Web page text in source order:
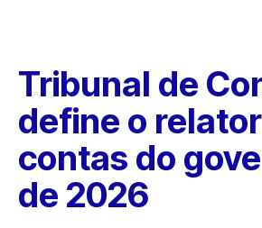
Tribunal de
define o
contas do
de 2026